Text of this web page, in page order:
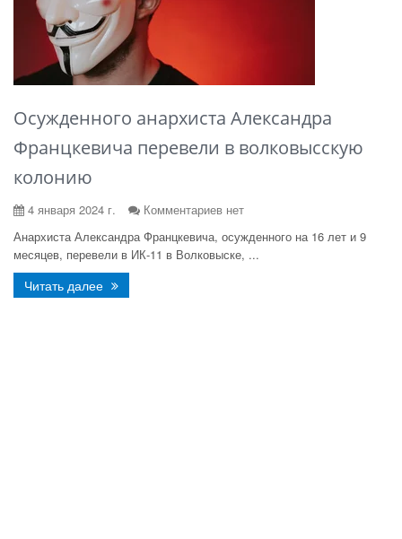
Осужденного анархиста Александра
Францкевича перевели в волковысскую
колонию
4 января 2024 г.
Комментариев нет
Анархиста Александра Францкевича, осужденного на 16 лет и 9
месяцев, перевели в ИК-11 в Волковыске, ...
Читать далее